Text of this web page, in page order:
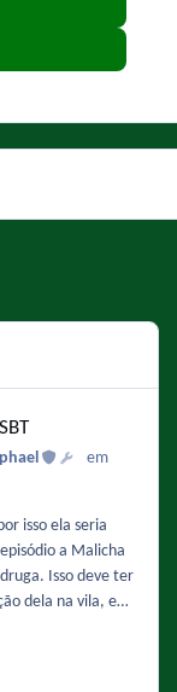
em
isso ela seria
Isso deve ter
dela na vila, e